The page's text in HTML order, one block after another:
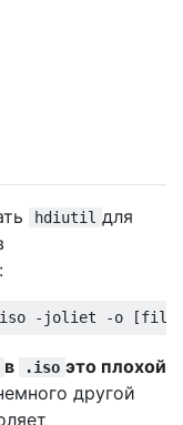
hdiutil для
в .iso это плохой
другой